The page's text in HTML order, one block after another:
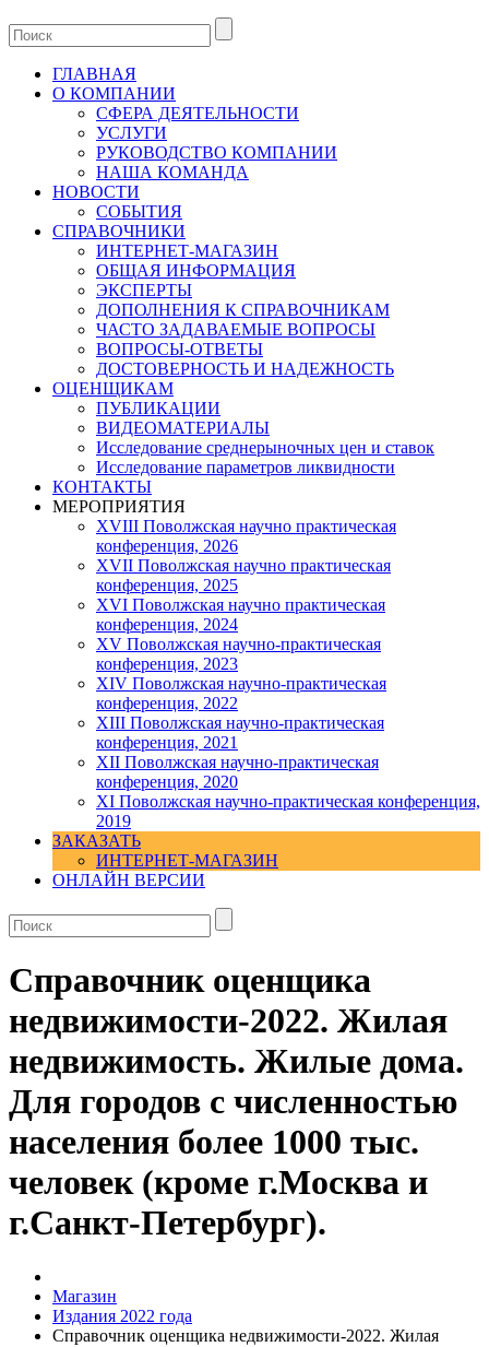
ГЛАВНАЯ
О КОМПАНИИ
СФЕРА ДЕЯТЕЛЬНОСТИ
УСЛУГИ
РУКОВОДСТВО КОМПАНИИ
НАША КОМАНДА
НОВОСТИ
СОБЫТИЯ
СПРАВОЧНИКИ
ИНТЕРНЕТ-МАГАЗИН
ОБЩАЯ ИНФОРМАЦИЯ
ЭКСПЕРТЫ
ДОПОЛНЕНИЯ К СПРАВОЧНИКАМ
ЧАСТО ЗАДАВАЕМЫЕ ВОПРОСЫ
ВОПРОСЫ-ОТВЕТЫ
ДОСТОВЕРНОСТЬ И НАДЕЖНОСТЬ
ОЦЕНЩИКАМ
ПУБЛИКАЦИИ
ВИДЕОМАТЕРИАЛЫ
Исследование среднерыночных цен и ставок
Исследование параметров ликвидности
КОНТАКТЫ
МЕРОПРИЯТИЯ
XVIII Поволжская научно практическая
конференция, 2026
XVII Поволжская научно практическая
конференция, 2025
XVI Поволжская научно практическая
конференция, 2024
ХV Поволжская научно-практическая
конференция, 2023
ХIV Поволжская научно-практическая
конференция, 2022
ХIII Поволжская научно-практическая
конференция, 2021
ХII Поволжская научно-практическая
конференция, 2020
XI Поволжская научно-практическая конференция,
2019
ЗАКАЗАТЬ
ИНТЕРНЕТ-МАГАЗИН
ОНЛАЙН ВЕРСИИ
Справочник оценщика
недвижимости-2022. Жилая
недвижимость. Жилые дома.
Для городов с численностью
населения более 1000 тыс.
человек (кроме г.Москва и
г.Санкт-Петербург).
Магазин
Издания 2022 года
Справочник оценщика недвижимости-2022. Жилая